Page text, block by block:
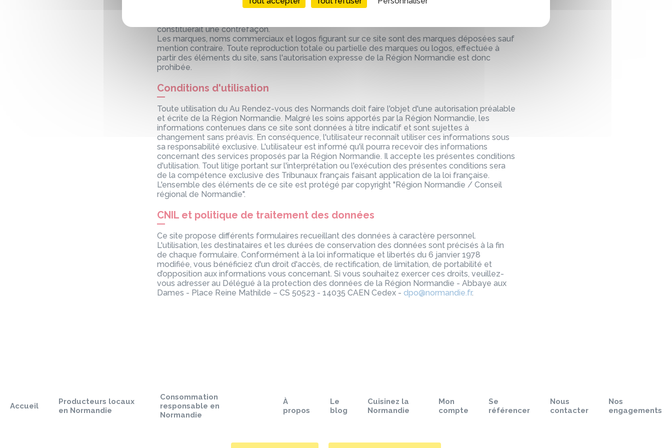
protégés par le droit d'auteur. Toute représentation totale ou partielle de ce site, par quelque
constituerait une contrefaçon.
Les marques, noms commerciaux et logos figurant sur ce site sont des marques déposées sauf
mention contraire. Toute reproduction totale ou partielle des marques ou logos, effectuée à
partir des éléments du site, sans l'autorisation expresse de la Région Normandie est donc
prohibée.
Conditions d'utilisation
Toute utilisation du Au Rendez-vous des Normands doit faire l'objet d'une autorisation préalable
et écrite de la Région Normandie. Malgré les soins apportés par la Région Normandie, les
informations contenues dans ce site sont données à titre indicatif et sont sujettes à
changement sans préavis. En conséquence, l'utilisateur reconnaît utiliser ces informations sous
sa responsabilité exclusive. L'utilisateur est informé qu'il pourra recevoir des informations
concernant des services proposés par la Région Normandie. Il accepte les présentes conditions
d'utilisation. Tout litige portant sur l'interprétation ou l'exécution des présentes conditions sera
de la compétence exclusive des Tribunaux français faisant application de la loi française.
L'ensemble des éléments de ce site est protégé par copyright "Région Normandie / Conseil
régional de Normandie".
CNIL et politique de traitement des données
Ce site propose différents formulaires recueillant des données à caractère personnel.
L'utilisation, les destinataires et les durées de conservation des données sont précisés à la fin
de chaque formulaire. Conformément à la loi informatique et libertés du 6 janvier 1978
modifiée, vous bénéficiez d'un droit d'accès, de rectification, de limitation, de portabilité et
d’opposition aux informations vous concernant. Si vous souhaitez exercer ces droits, veuillez-
vous adresser au Délégué à la protection des données de la Région Normandie - Abbaye aux
Dames - Place Reine Mathilde – CS 50523 - 14035 CAEN Cedex - dpo@normandie.fr.
page
Accueil
Producteurs locaux
en Normandie
Consommation
responsable en
Normandie
À
propos
Le
blog
Cuisinez la
Normandie
Mon
compte
Se
référencer
Nous
contacter
Nos
engagements